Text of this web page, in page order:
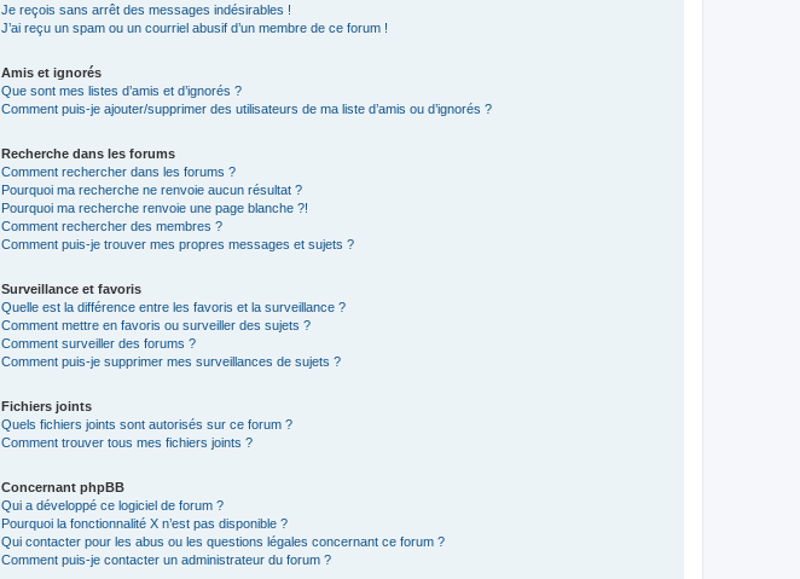
Je reçois sans arrêt des messages indésirables !
J’ai reçu un spam ou un courriel abusif d’un membre de ce forum !
Amis et ignorés
Que sont mes listes d’amis et d’ignorés ?
Comment puis-je ajouter/supprimer des utilisateurs de ma liste d’amis ou d’ignorés ?
Recherche dans les forums
Comment rechercher dans les forums ?
Pourquoi ma recherche ne renvoie aucun résultat ?
Pourquoi ma recherche renvoie une page blanche ?!
Comment rechercher des membres ?
Comment puis-je trouver mes propres messages et sujets ?
Surveillance et favoris
Quelle est la différence entre les favoris et la surveillance ?
Comment mettre en favoris ou surveiller des sujets ?
Comment surveiller des forums ?
Comment puis-je supprimer mes surveillances de sujets ?
Fichiers joints
Quels fichiers joints sont autorisés sur ce forum ?
Comment trouver tous mes fichiers joints ?
Concernant phpBB
Qui a développé ce logiciel de forum ?
Pourquoi la fonctionnalité X n’est pas disponible ?
Qui contacter pour les abus ou les questions légales concernant ce forum ?
Comment puis-je contacter un administrateur du forum ?